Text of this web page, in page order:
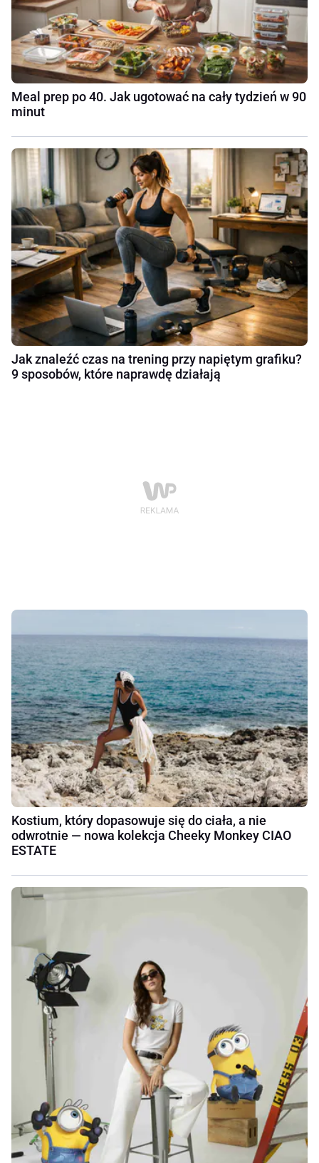
Meal prep po 40. Jak ugotować na cały tydzień w 90
minut
Jak znaleźć czas na trening przy napiętym grafiku?
9 sposobów, które naprawdę działają
Kostium, który dopasowuje się do ciała, a nie
odwrotnie — nowa kolekcja Cheeky Monkey CIAO
ESTATE